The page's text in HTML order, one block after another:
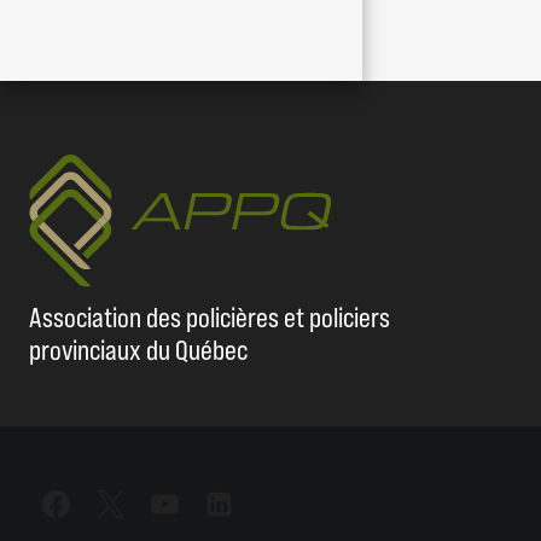
Association des policières et policiers
provinciaux du Québec